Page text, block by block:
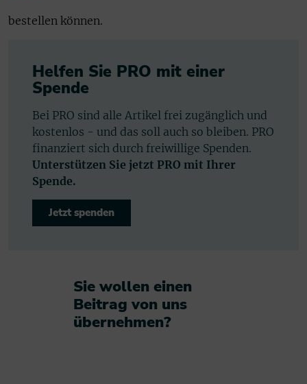
bestellen können.
Helfen Sie PRO mit einer
Spende
Bei PRO sind alle Artikel frei zugänglich und
kostenlos - und das soll auch so bleiben. PRO
finanziert sich durch freiwillige Spenden.
Unterstützen Sie jetzt PRO mit Ihrer
Spende.
Jetzt spenden
Sie wollen einen
Beitrag von uns
übernehmen?​